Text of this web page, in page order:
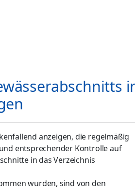
anzeigen, die regelmäßig
entsprechender Kontrolle auf
in das Verzeichnis
wurden, sind von den